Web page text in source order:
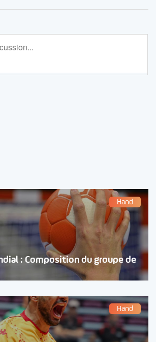
Hand
: Composition du groupe de
Hand